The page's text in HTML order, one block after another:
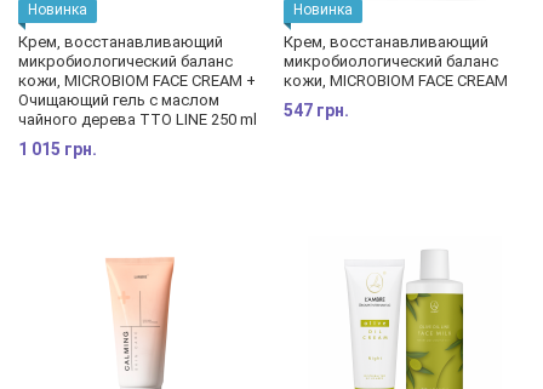
Новинка
Крем, восстанавливающий
микробиологический баланс
кожи, MICROBIOM FACE CREAM +
Очищающий гель с маслом
чайного дерева TTO LINE 250 ml
1 015 грн.
Новинка
Крем, восстанавливающий
микробиологический баланс
кожи, MICROBIOM FACE CREAM
547 грн.